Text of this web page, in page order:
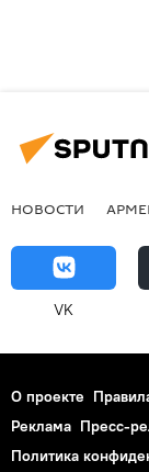
НОВОСТИ
VK
О проекте
Реклама Пресс-
Политика